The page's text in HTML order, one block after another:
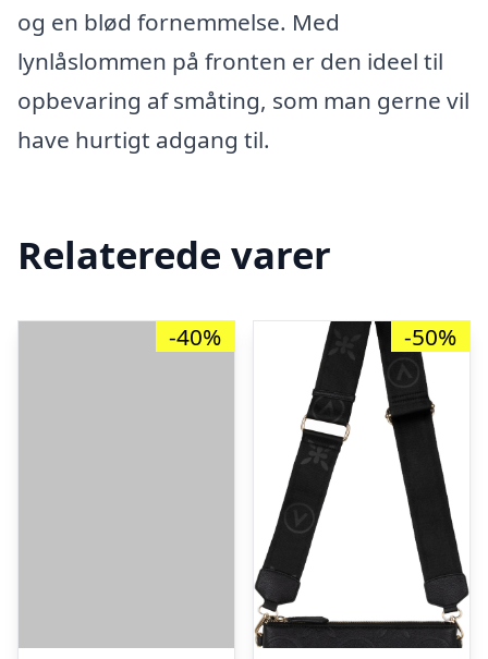
og en blød fornemmelse. Med
lynlåslommen på fronten er den ideel til
opbevaring af småting, som man gerne vil
have hurtigt adgang til.
Relaterede varer
-40% -50%